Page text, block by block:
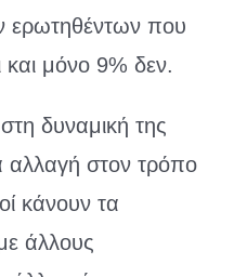
ερωτηθέντων που
και μόνο 9% δεν.
δυναμική της
αλλαγή στον τρόπο
κάνουν τα
άλλους